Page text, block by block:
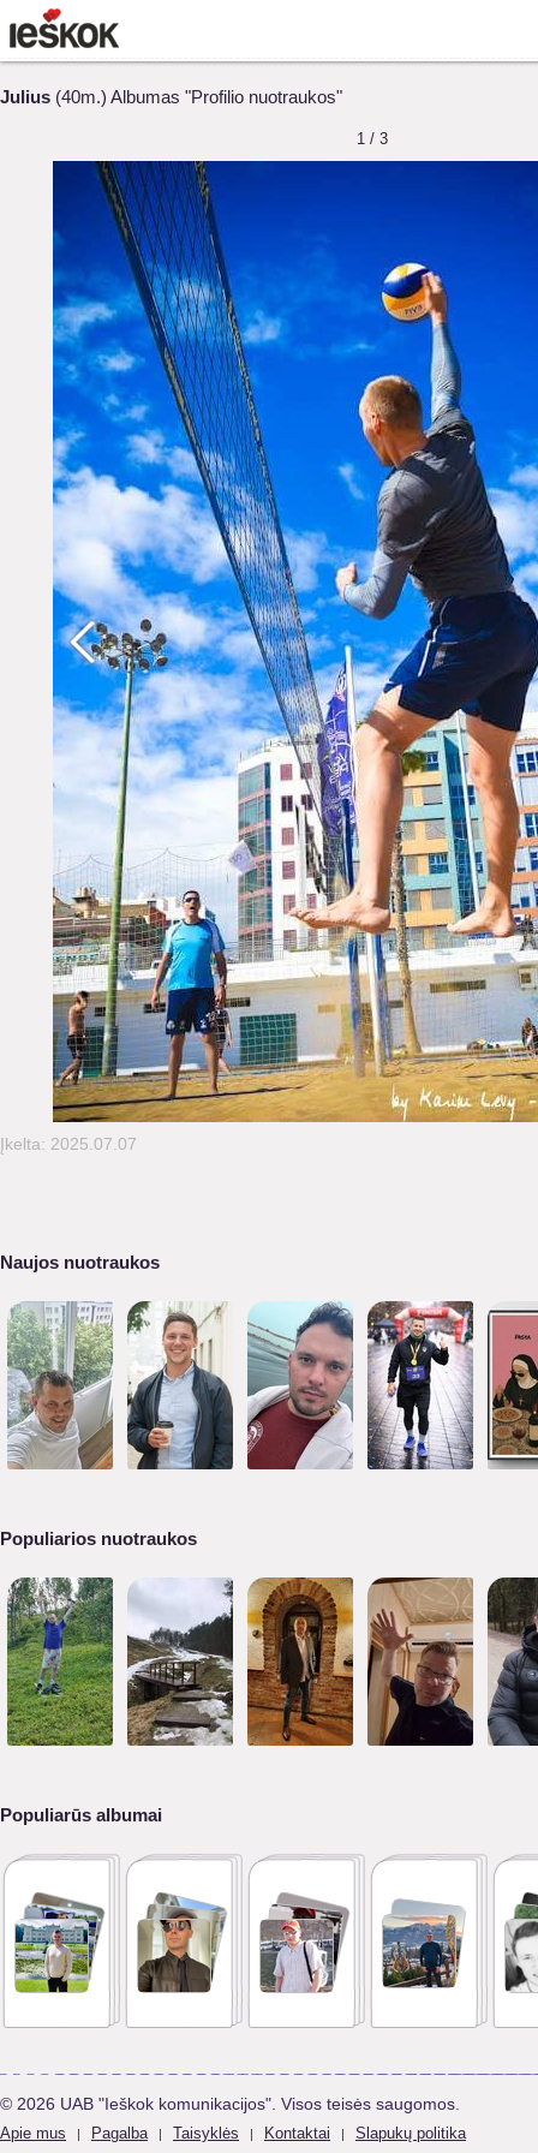
Julius (40m.) Albumas "Profilio nuotraukos"
1 / 3
Įkelta: 2025.07.07
Naujos nuotraukos
Populiarios nuotraukos
Populiarūs albumai
© 2026 UAB "Ieškok komunikacijos". Visos teisės saugomos.
Apie mus | Pagalba | Taisyklės | Kontaktai | Slapukų politika